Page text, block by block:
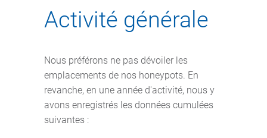
Activité générale
Nous préférons ne pas dévoiler les
emplacements de nos honeypots. En
revanche, en une année d'activité, nous y
avons enregistrés les données cumulées
suivantes :